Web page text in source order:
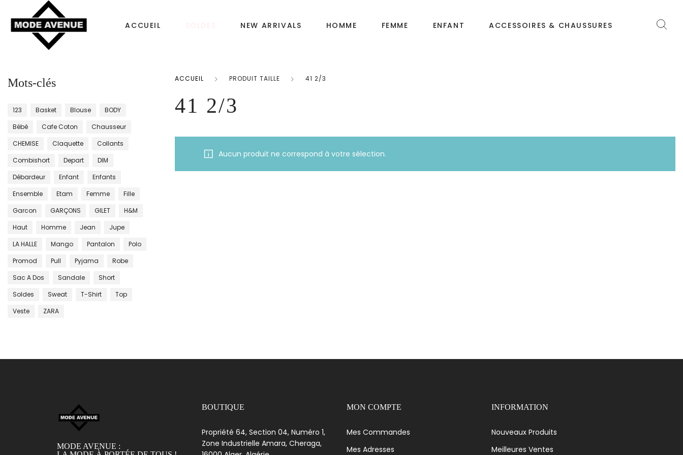
ACCUEIL NEW ARRIVALS HOMME FEMME ENFANT ACCESSOIRES & CHAUSSURES
CHAUSSURES
Tongs
Homme
Bonnet Femme
Sacs à main
Mots-clés
123 Basket Blouse
BODY
Bébé
Cafe Coton
Chausseur
CHEMISE
Claquette
Collants
Combishort
Depart
DIM
Débardeur
Enfant
Enfants
Ensemble
Etam Femme
Fille
Garcon
GARÇONS GILET
H&m
Haut
Homme Jean
Jupe
LA HALLE
Mango Pantalon
Polo
Promod
Pull Pyjama
Robe
Sac A Dos
Sandale
Short
Soldes
Sweat T-Shirt
Top
Veste
ZARA
ACCUEIL PRODUIT TAILLE 41 2/3
41 2/3
Aucun produit ne correspond à votre sélection.
MODE AVENUE :
BOUTIQUE
Propriété 64, Section 04, Numéro 1,
Zone Industrielle Amara, Cheraga,
MON COMPTE
Mes Commandes
Mes Adresses
INFORMATION
Nouveaux Produits
Meilleures Ventes